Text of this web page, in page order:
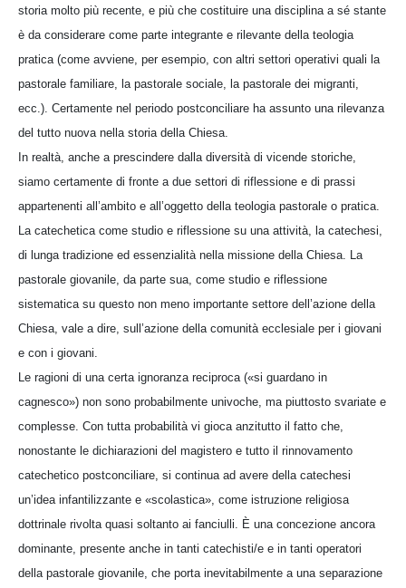
storia molto più recente, e più che costituire una disciplina a sé stante
è da considerare come parte integrante e rilevante della teologia
pratica (come avviene, per esempio, con altri settori operativi quali la
pastorale familiare, la pastorale sociale, la pastorale dei migranti,
ecc.). Certamente nel periodo postconciliare ha assunto una rilevanza
del tutto nuova nella storia della Chiesa.
In realtà, anche a prescindere dalla diversità di vicende storiche,
siamo certamente di fronte a due settori di riflessione e di prassi
appartenenti all’ambito e all’oggetto della teologia pastorale o pratica.
La catechetica come studio e riflessione su una attività, la catechesi,
di lunga tradizione ed essenzialità nella missione della Chiesa. La
pastorale giovanile, da parte sua, come studio e riflessione
sistematica su questo non meno importante settore dell’azione della
Chiesa, vale a dire, sull’azione della comunità ecclesiale per i giovani
e con i giovani.
Le ragioni di una certa ignoranza reciproca («si guardano in
cagnesco») non sono probabilmente univoche, ma piuttosto svariate e
complesse. Con tutta probabilità vi gioca anzitutto il fatto che,
nonostante le dichiarazioni del magistero e tutto il rinnovamento
catechetico postconciliare, si continua ad avere della catechesi
un’idea infantilizzante e «scolastica», come istruzione religiosa
dottrinale rivolta quasi soltanto ai fanciulli. È una concezione ancora
dominante, presente anche in tanti catechisti/e e in tanti operatori
della pastorale giovanile, che porta inevitabilmente a una separazione